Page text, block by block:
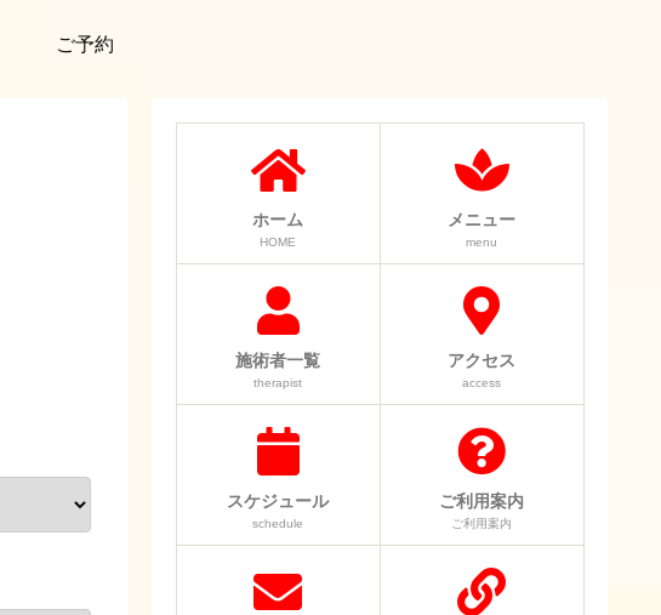
ご予約
ホーム
HOME
メニュー
menu
施術者一覧
therapist
アクセス
access
スケジュール
schedule
ご利用案内
ご利用案内